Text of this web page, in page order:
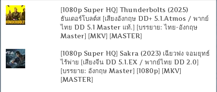
[1080p Super HQ] Thunderbolts (2025)
ธันเดอร์โบลต์ส [เสียงอังกฤษ DD+ 5.1.Atmos / พากย์
ไทย DD 5.1 Master แท้.] [บรรยาย: ไทย-อังกฤษ
Master] [MKV] [MASTER]
[1080p Super HQ] Sakra (2023) เฉียวฟง จอมยุทธ์
ไร้พ่าย [เสียงจีน DD 5.1.EX / พากย์ไทย DD 2.0]
[บรรยาย: อังกฤษ Master] [1080p] [MKV]
[MASTER]